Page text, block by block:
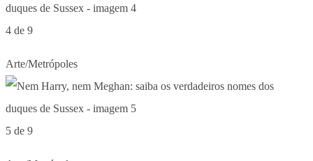
4 de 9
Arte/Metrópoles
5 de 9